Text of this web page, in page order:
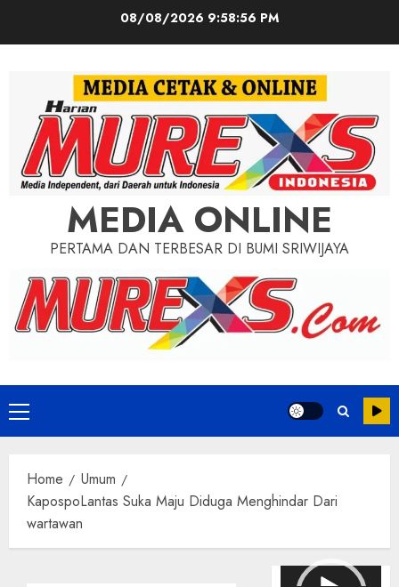
08/08/2026 9:58:58 PM
MEDIA ONLINE
PERTAMA DAN TERBESAR DI BUMI SRIWIJAYA
Primary
Menu
Home
Umum
KapospoLantas Suka Maju Diduga Menghindar Dari
wartawan
Pemutar